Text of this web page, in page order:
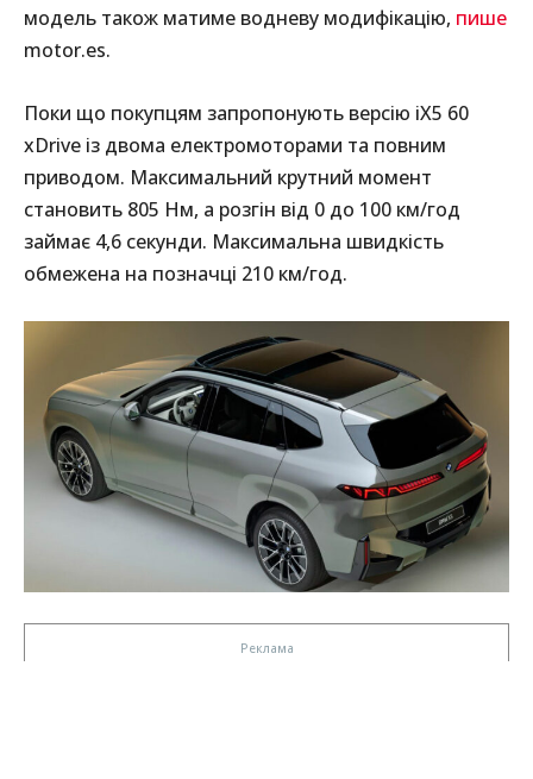
модель також матиме водневу модифікацію, пише
motor.es.
Поки що покупцям запропонують версію iX5 60
xDrive із двома електромоторами та повним
приводом. Максимальний крутний момент
становить 805 Нм, а розгін від 0 до 100 км/год
займає 4,6 секунди. Максимальна швидкість
обмежена на позначці 210 км/год.